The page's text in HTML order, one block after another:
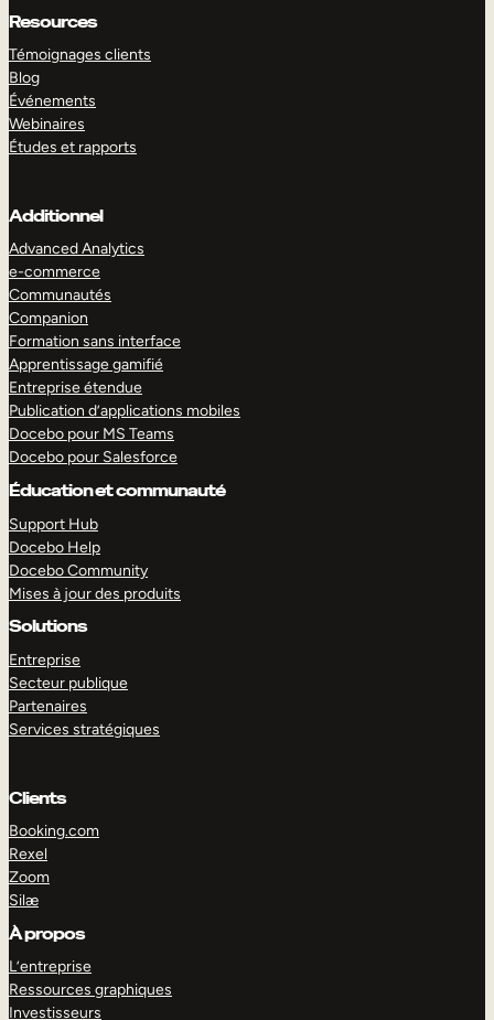
Resources
Témoignages clients
Blog
Événements
Webinaires
Études et rapports
Additionnel
Advanced Analytics
e-commerce
Communautés
Companion
Formation sans interface
Apprentissage gamifié
Entreprise étendue
Publication d’applications mobiles
Docebo pour MS Teams
Docebo pour Salesforce
Éducation et communauté
Support Hub
Docebo Help
Docebo Community
Mises à jour des produits
Solutions
Entreprise
Secteur publique
Partenaires
Services stratégiques
Clients
Booking.com
Rexel
Zoom
Silæ
À propos
L’entreprise
Ressources graphiques
Investisseurs